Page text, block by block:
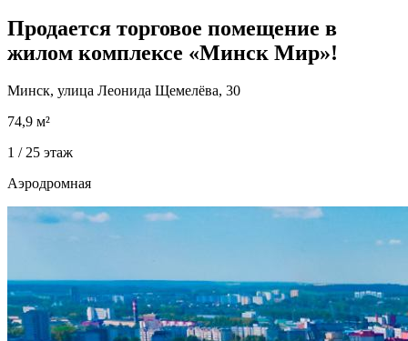
Продается торговое помещение в
жилом комплексе «Минск Мир»!
Минск, улица Леонида Щемелёва, 30
74,9 м²
1 / 25 этаж
Аэродромная